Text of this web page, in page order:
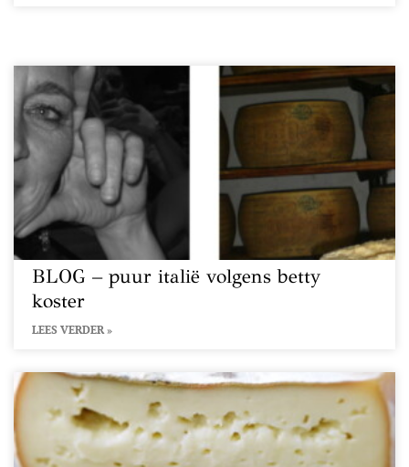
BLOG – puur italië volgens betty
koster
LEES VERDER »